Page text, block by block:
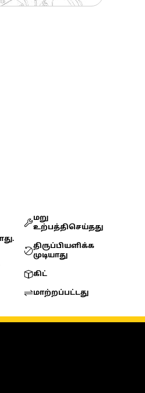
மறு
உற்பத்திசெய்தது
திருப்பியளிக்க
முடியாது
கிட்
மாற்றப்பட்டது